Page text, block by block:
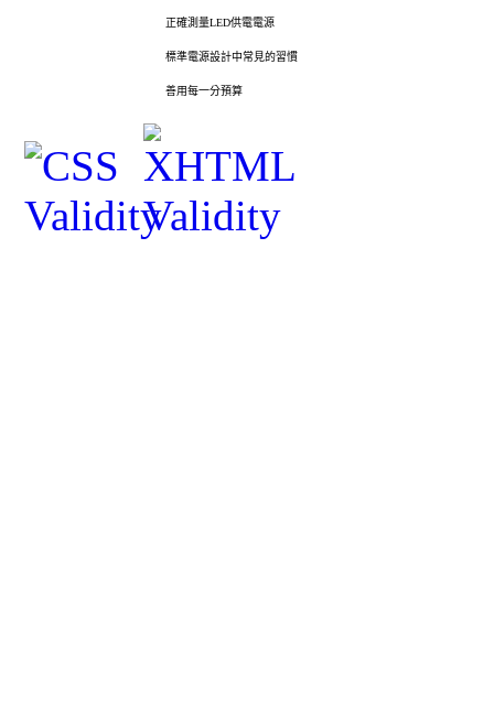
正確測量LED供電電源
標準電源設計中常見的習慣
善用每一分預算